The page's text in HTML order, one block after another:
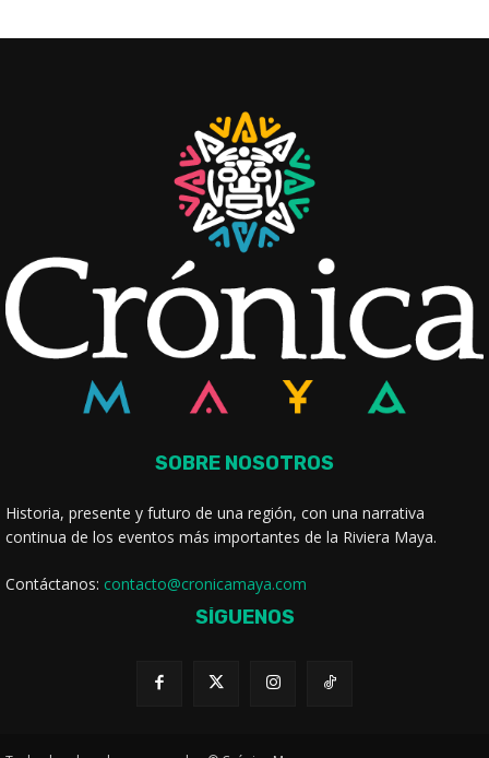
SOBRE NOSOTROS
Historia, presente y futuro de una región, con una narrativa
continua de los eventos más importantes de la Riviera Maya.
Contáctanos: contacto@cronicamaya.com
SÍGUENOS